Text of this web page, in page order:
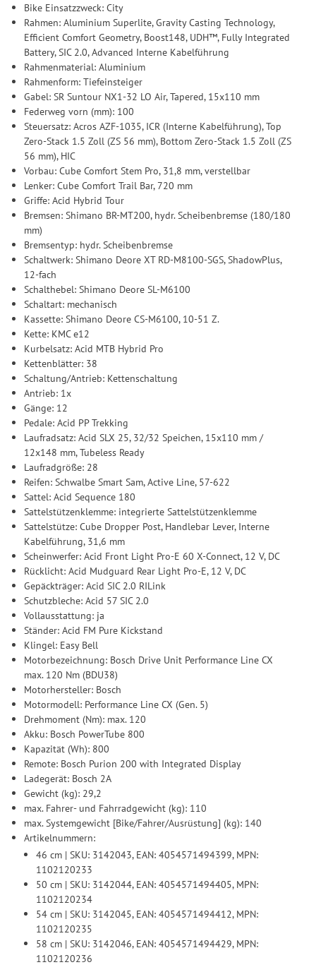
Bike Einsatzzweck: City
Rahmen: Aluminium Superlite, Gravity Casting Technology,
Efficient Comfort Geometry, Boost148, UDH™, Fully Integrated
Battery, SIC 2.0, Advanced Interne Kabelführung
Rahmenmaterial: Aluminium
Rahmenform: Tiefeinsteiger
Gabel: SR Suntour NX1-32 LO Air, Tapered, 15x110 mm
Federweg vorn (mm): 100
Steuersatz: Acros AZF-1035, ICR (Interne Kabelführung), Top
Zero-Stack 1.5 Zoll (ZS 56 mm), Bottom Zero-Stack 1.5 Zoll (ZS
56 mm), HIC
Vorbau: Cube Comfort Stem Pro, 31,8 mm, verstellbar
Lenker: Cube Comfort Trail Bar, 720 mm
Griffe: Acid Hybrid Tour
Bremsen: Shimano BR-MT200, hydr. Scheibenbremse (180/180
mm)
Bremsentyp: hydr. Scheibenbremse
Schaltwerk: Shimano Deore XT RD-M8100-SGS, ShadowPlus,
12-fach
Schalthebel: Shimano Deore SL-M6100
Schaltart: mechanisch
Kassette: Shimano Deore CS-M6100, 10-51 Z.
Kette: KMC e12
Kurbelsatz: Acid MTB Hybrid Pro
Kettenblätter: 38
Schaltung/Antrieb: Kettenschaltung
Antrieb: 1x
Gänge: 12
Pedale: Acid PP Trekking
Laufradsatz: Acid SLX 25, 32/32 Speichen, 15x110 mm /
12x148 mm, Tubeless Ready
Laufradgröße: 28
Reifen: Schwalbe Smart Sam, Active Line, 57-622
Sattel: Acid Sequence 180
Sattelstützenklemme: integrierte Sattelstützenklemme
Sattelstütze: Cube Dropper Post, Handlebar Lever, Interne
Kabelführung, 31,6 mm
Scheinwerfer: Acid Front Light Pro-E 60 X-Connect, 12 V, DC
Rücklicht: Acid Mudguard Rear Light Pro-E, 12 V, DC
Gepäckträger: Acid SIC 2.0 RILink
Schutzbleche: Acid 57 SIC 2.0
Vollausstattung: ja
Ständer: Acid FM Pure Kickstand
Klingel: Easy Bell
Motorbezeichnung: Bosch Drive Unit Performance Line CX
max. 120 Nm (BDU38)
Motorhersteller: Bosch
Motormodell: Performance Line CX (Gen. 5)
Drehmoment (Nm): max. 120
Akku: Bosch PowerTube 800
Kapazität (Wh): 800
Remote: Bosch Purion 200 with Integrated Display
Ladegerät: Bosch 2A
Gewicht (kg): 29,2
max. Fahrer- und Fahrradgewicht (kg): 110
max. Systemgewicht [Bike/Fahrer/Ausrüstung] (kg): 140
Artikelnummern:
46 cm | SKU: 3142043, EAN: 4054571494399, MPN:
1102120233
50 cm | SKU: 3142044, EAN: 4054571494405, MPN:
1102120234
54 cm | SKU: 3142045, EAN: 4054571494412, MPN:
1102120235
58 cm | SKU: 3142046, EAN: 4054571494429, MPN:
1102120236